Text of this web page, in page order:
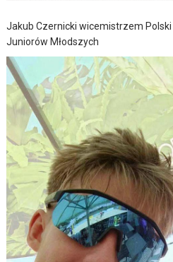
Jakub Czernicki wicemistrzem
Juniorów Młodszych